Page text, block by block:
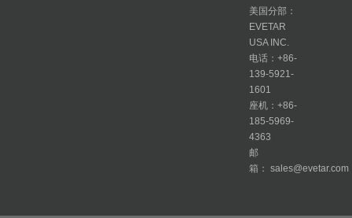
美国分部：
EVETAR
USA INC.
电话：+86-
139-5921-
1601
座机：+86-
185-5969-
4363
邮
箱： sales@evetar.com